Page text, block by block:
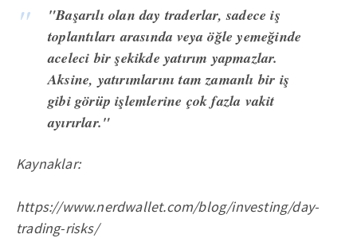
"Başarılı olan day traderlar, sadece iş
toplantıları arasında veya öğle yemeğinde
aceleci bir şekikde yatırım yapmazlar.
Aksine, yatırımlarını tam zamanlı bir iş
gibi görüp işlemlerine çok fazla vakit
ayırırlar."
Kaynaklar:
https://www.nerdwallet.com/blog/investing/day-
trading-risks/